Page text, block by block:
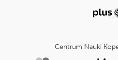
Centrum Nauki